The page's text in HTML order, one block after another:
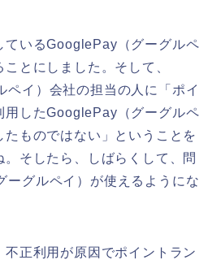
ているGooglePay（グーグルペ
とにしました。そして、
イ）会社の担当の人に「ポイ
用したGooglePay（グーグルペ
たものではない」ということを
。そしたら、しばらくして、問
ーグルペイ）が使えるようにな
不正利用が原因でポイントラン